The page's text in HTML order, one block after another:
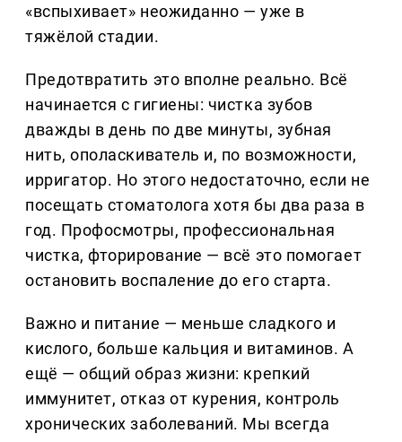
«вспыхивает» неожиданно — уже в
тяжёлой стадии.
Предотвратить это вполне реально. Всё
начинается с гигиены: чистка зубов
дважды в день по две минуты, зубная
нить, ополаскиватель и, по возможности,
ирригатор. Но этого недостаточно, если не
посещать стоматолога хотя бы два раза в
год. Профосмотры, профессиональная
чистка, фторирование — всё это помогает
остановить воспаление до его старта.
Важно и питание — меньше сладкого и
кислого, больше кальция и витаминов. А
ещё — общий образ жизни: крепкий
иммунитет, отказ от курения, контроль
хронических заболеваний. Мы всегда